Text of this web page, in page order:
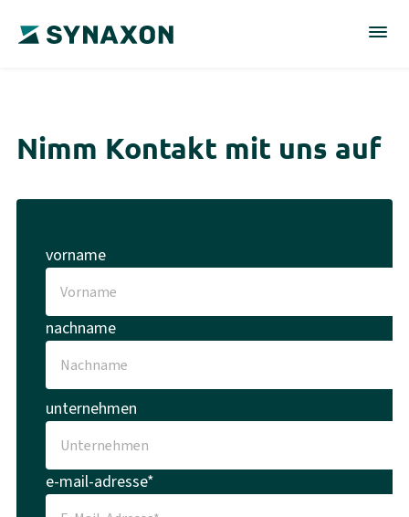
Nimm Kontakt mit uns auf
vorname
nachname
unternehmen
e-mail-adresse*